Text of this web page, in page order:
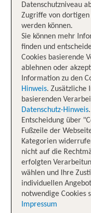
Datenschutzniveau
Zugriffe von dortigen
werden können.
Sie können mehr
finden und
Cookies basierende
ablehnen oder
Information zu den
Hinweis. Zusätzliche
basierenden
Datenschutz-Hinweis
Entscheidung über
Fußzeile der
Kategorien
nicht auf die
erfolgten
wählen und Ihre
individuellen
notwendige Cookies
Impressum